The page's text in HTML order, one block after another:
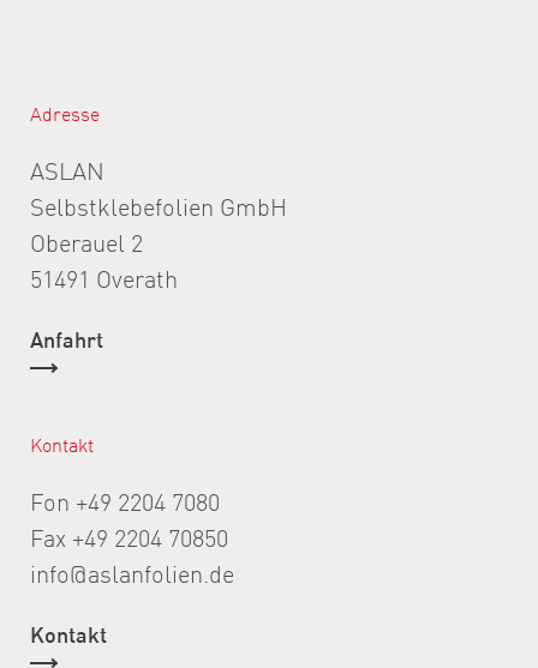
Adresse
ASLAN
Selbstklebefolien GmbH
Oberauel 2
51491 Overath
Anfahrt
Kontakt
Fon +49 2204 7080
Fax +49 2204 70850
info@aslanfolien.de
Kontakt